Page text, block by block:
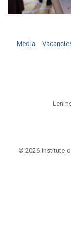
Media
© 2026 Institute